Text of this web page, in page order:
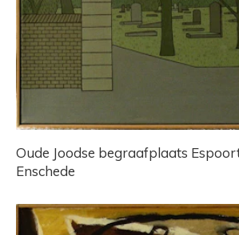
Oude Joodse begraafplaats
Enschede